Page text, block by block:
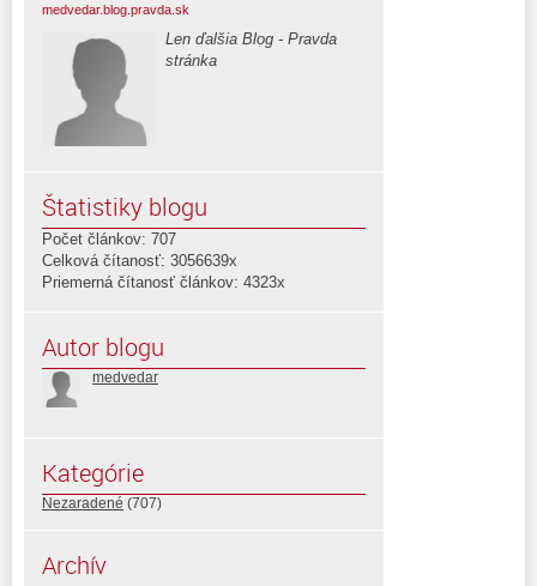
medvedar.blog.pravda.sk
Len ďalšia Blog - Pravda
stránka
Štatistiky blogu
Počet článkov: 707
Celková čítanosť: 3056639x
Priemerná čítanosť článkov: 4323x
Autor blogu
medvedar
Kategórie
Nezaradené (707)
Archív